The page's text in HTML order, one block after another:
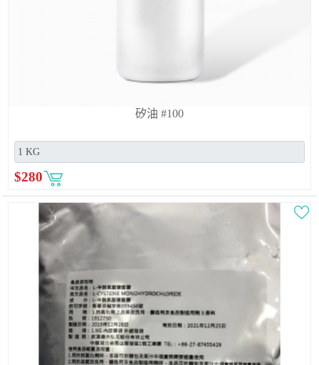
矽油 #100
$280